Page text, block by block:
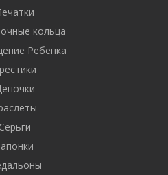
кольца
Ребенка
Серьги